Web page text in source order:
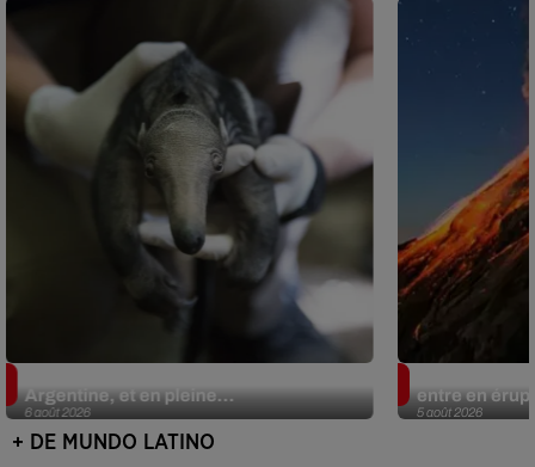
6 août 2026
Argentine, et en pleine...
5 août 2026
entre en
+ DE MUNDO LATINO